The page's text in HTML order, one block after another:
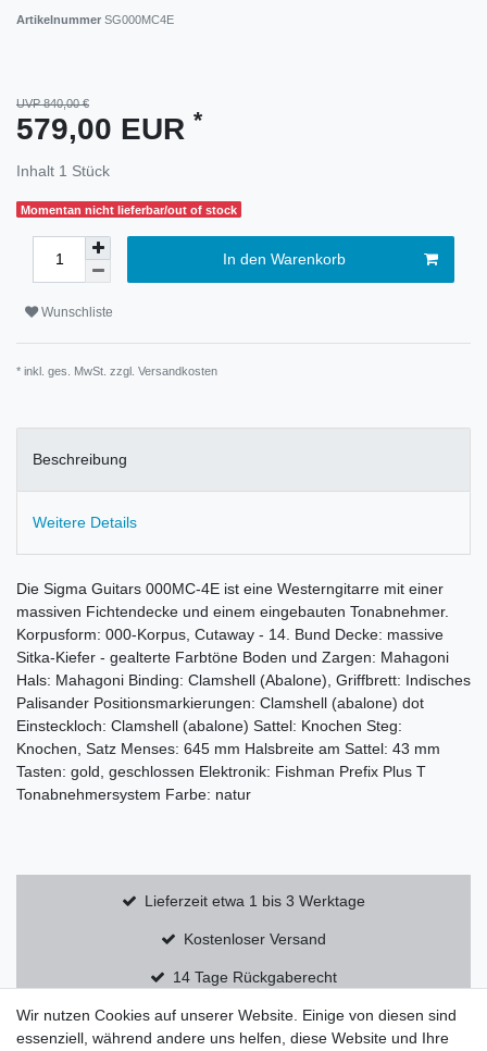
Artikelnummer SG000MC4E
UVP 840,00 €
579,00 EUR *
Inhalt 1 Stück
Momentan nicht lieferbar/out of stock
In den Warenkorb
Wunschliste
* inkl. ges. MwSt. zzgl. Versandkosten
Beschreibung
Weitere Details
Die Sigma Guitars 000MC-4E ist eine Westerngitarre mit einer
massiven Fichtendecke und einem eingebauten Tonabnehmer.
Korpusform: 000-Korpus, Cutaway - 14. Bund Decke: massive
Sitka-Kiefer - gealterte Farbtöne Boden und Zargen: Mahagoni
Hals: Mahagoni Binding: Clamshell (Abalone), Griffbrett: Indisches
Palisander Positionsmarkierungen: Clamshell (abalone) dot
Einsteckloch: Clamshell (abalone) Sattel: Knochen Steg:
Knochen, Satz Menses: 645 mm Halsbreite am Sattel: 43 mm
Tasten: gold, geschlossen Elektronik: Fishman Prefix Plus T
Tonabnehmersystem Farbe: natur
Lieferzeit etwa 1 bis 3 Werktage
Kostenloser Versand
14 Tage Rückgaberecht
Wir nutzen Cookies auf unserer Website. Einige von diesen sind
essenziell, während andere uns helfen, diese Website und Ihre